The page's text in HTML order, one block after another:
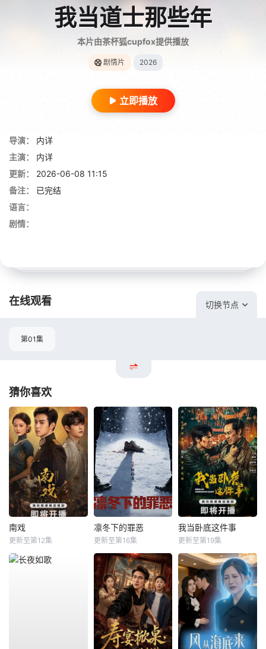
我当道士那些年
本片由茶杯狐cupfox提供播放
剧情片 2026
立即播放
导演：
内详
主演：
内详
更新：
2026-06-08 11:15
备注：
已完结
语言：
剧情：
在线观看 切换节点
第01集
猜你喜欢
南戏
更新至第12集
凛冬下的罪恶
更新至第16集
我当卧底这件事
更新至第19集